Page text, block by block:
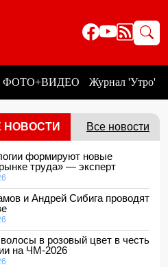
ФОТО+ВИДЕО Журнал 'Утро'
НОВОСТИ Все новости
формируют новые
труда» — эксперт
и Андрей Сибига проводят
в розовый цвет в честь
на ЧМ-2026